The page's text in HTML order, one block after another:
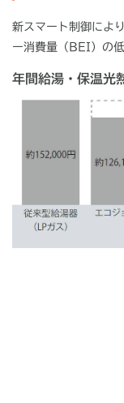
新スマート制御によ
ー消費量（BEI）の
年間給湯・保温光